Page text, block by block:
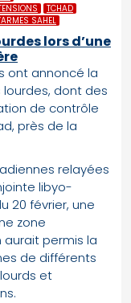
TCHAD
SAHEL
lors d’une
ont annoncé la
lourdes, dont des
de contrôle
près de la
relayées
libyo-
20 février, une
zone
aurait permis la
de différents
et